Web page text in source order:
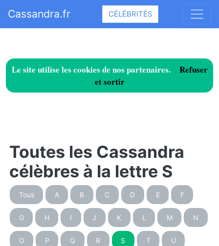
Le site utilise les cookies de nos partenaires. Refuser
et sortir
Cassandra.fr CÉLÉBRITÉS
Toutes les Cassandra
célèbres à la lettre S
Tous A B C D E F
G H I J K L M N
O P Q R S T U